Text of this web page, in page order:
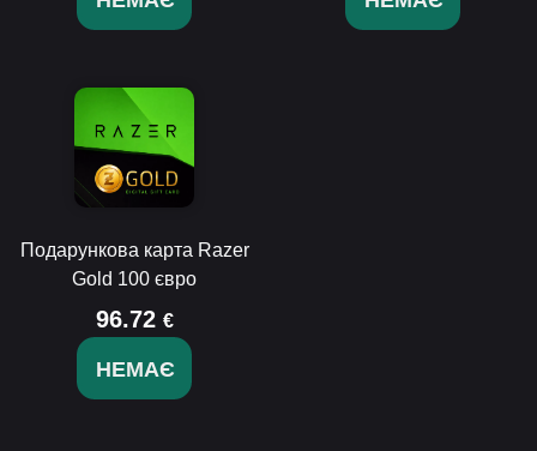
Подарункова карта Razer
Gold 100 євро
96.72 €
НЕМАЄ